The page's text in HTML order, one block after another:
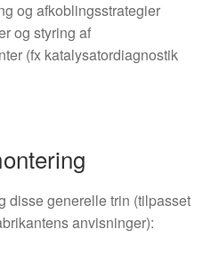
og afkoblingsstrategier
og styring af
(fx katalysatordiagnostik
disse generelle trin (tilpasset
anvisninger):